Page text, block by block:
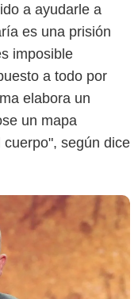
a ayudarle a
es una prisión
imposible
a todo por
elabora un
un mapa
según dice